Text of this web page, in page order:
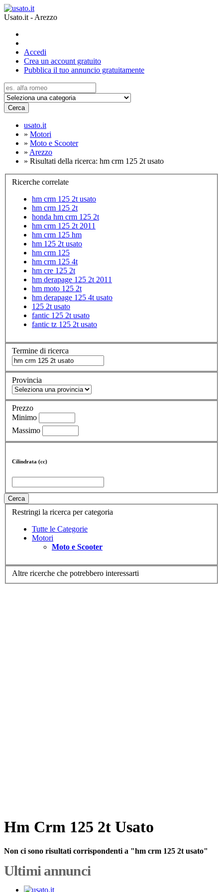
Usato.it - Arezzo
Accedi
Crea un account gratuito
Pubblica il tuo annuncio gratuitamente
Cerca
usato.it
» Motori
» Moto e Scooter
» Arezzo
» Risultati della ricerca: hm crm 125 2t usato
Ricerche correlate
hm crm 125 2t usato
hm crm 125 2t
honda hm crm 125 2t
hm crm 125 2t 2011
hm crm 125 hm
hm 125 2t usato
hm crm 125
hm crm 125 4t
hm cre 125 2t
hm derapage 125 2t 2011
hm moto 125 2t
hm derapage 125 4t usato
125 2t usato
fantic 125 2t usato
fantic tz 125 2t usato
Termine di ricerca
Provincia
Prezzo
Minimo
Massimo
Cilindrata (cc)
Cerca
Restringi la ricerca per categoria
Tutte le Categorie
Motori
Moto e Scooter
Altre ricerche che potrebbero interessarti
Hm Crm 125 2t Usato
Non ci sono risultati corrispondenti a "hm crm 125 2t usato"
Ultimi annunci